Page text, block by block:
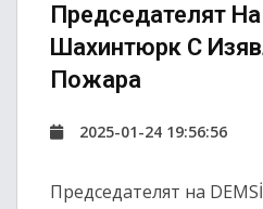
Председателят На
Шахинтюрк С
Пожара
2025-01-24 19:56:56
Председателят на